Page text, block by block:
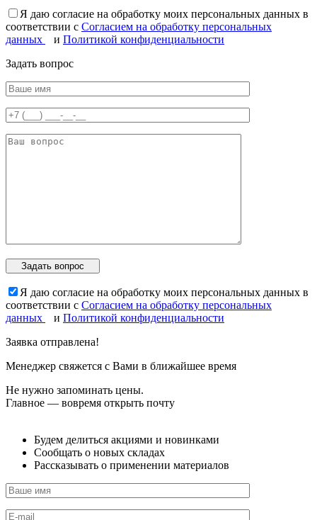
Я даю согласие на обработку моих персональных данных в
соответствии с Согласием на обработку персональных
данных
и Политикой конфиденциальности
Задать вопрос
Я даю согласие на обработку моих персональных данных в
соответствии с Согласием на обработку персональных
данных
и Политикой конфиденциальности
Заявка отправлена!
Менеджер свяжется с Вами в ближайшее время
Не нужно запоминать цены.
Главное — вовремя открыть почту
Будем делиться акциями и новинками
Сообщать о новых складах
Рассказывать о применении материалов